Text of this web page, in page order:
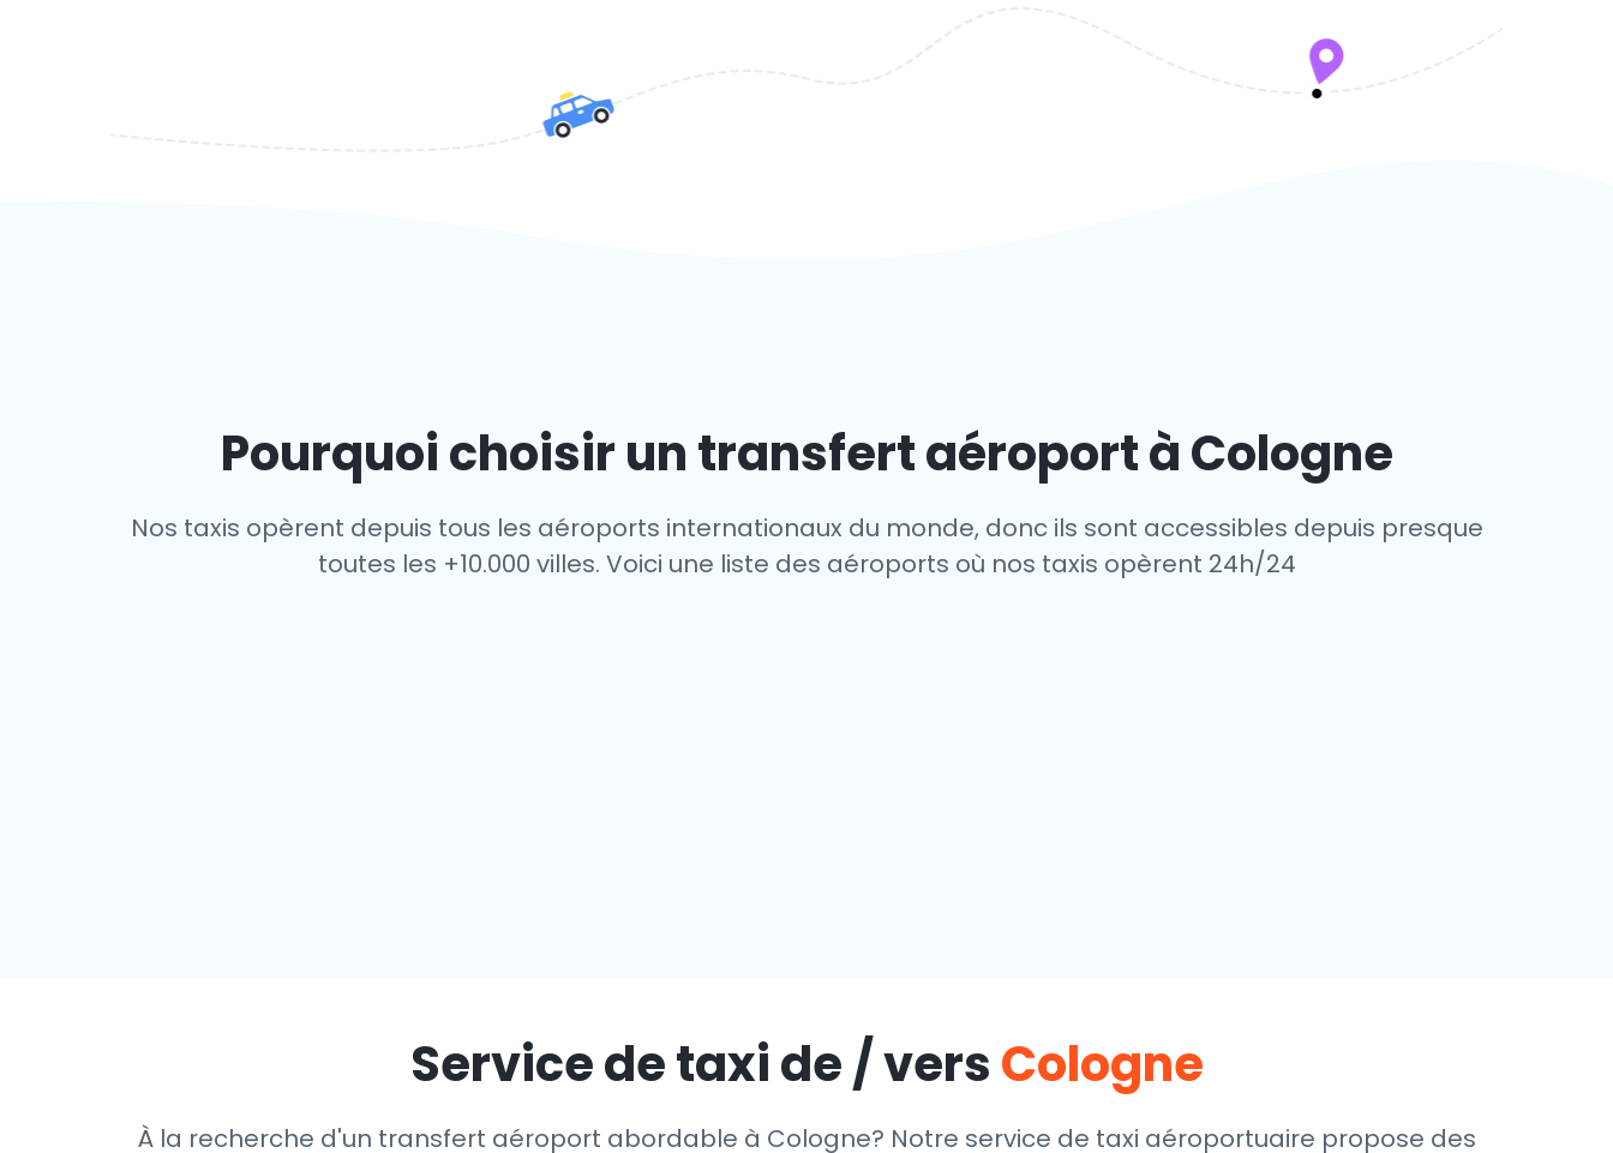
Pourquoi choisir un transfert aéroport à Cologne
Nos taxis opèrent depuis tous les aéroports internationaux du monde, donc ils sont accessibles depuis presque
toutes les +10.000 villes. Voici une liste des aéroports où nos taxis opèrent 24h/24
Service de taxi de / versCologne
À la recherche d'un transfert aéroport abordable à Cologne? Notre service de taxi aéroportuaire propose des